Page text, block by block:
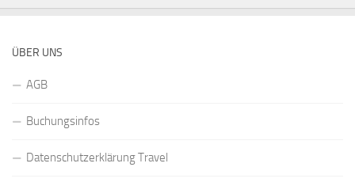
ÜBER UNS
AGB
Buchungsinfos
Datenschutzerklärung Travel